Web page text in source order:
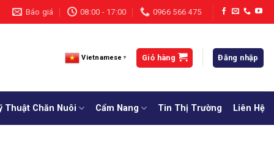
Báo giá 08:00 - 17:00 0966 566 475
Vietnamese ▼ Giỏ hàng Đăng nhập
Thuật Chăn Nuôi Cẩm Nang Tin Thị Trường Liên Hệ